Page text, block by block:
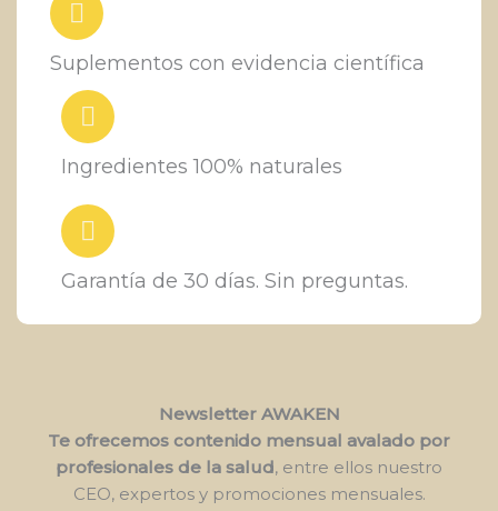
Suplementos con evidencia científica
Ingredientes 100% naturales
Garantía de 30 días. Sin preguntas.
Newsletter AWAKEN
Te ofrecemos contenido mensual avalado por
profesionales de la salud, entre ellos nuestro
CEO, expertos y promociones mensuales.